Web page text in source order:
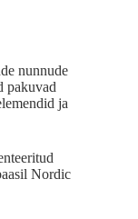
nunnude
pakuvad
ja
Nordic